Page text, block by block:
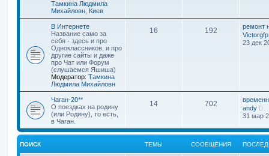
Тамкина Людмила
Михайловн Киев
В Интернете
Название само за
себя - здесь и про
Одноклассников, и про
другие сайты и даже
про Чат или Форум
(слушаемся Яшиша)
Модератор: Тамкина
Людмила Михайловн
16 192
ремонт
Victorgfp
23 дек
Чаган-20**
О поездках на родину
(или Родину), то есть,
в Чаган.
14 702
andy
е
р
е
й
т
и
31 мар
ПОИСК ТЕМЫ СООБЩЕНИЯ